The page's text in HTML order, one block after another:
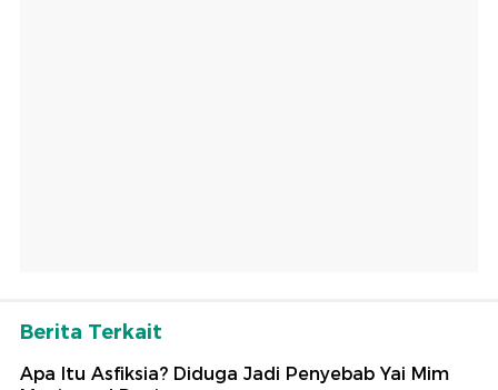
Berita Terkait
Apa Itu Asfiksia? Diduga Jadi Penyebab Yai Mim